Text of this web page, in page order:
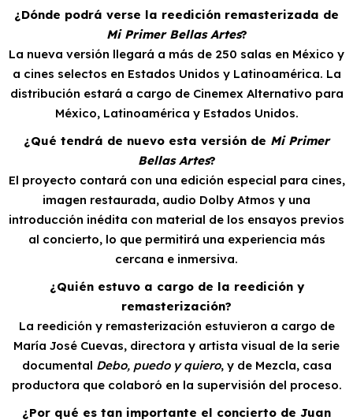
¿Dónde podrá verse la reedición remasterizada de
Mi Primer Bellas Artes?
La nueva versión llegará a más de 250 salas en México y
a cines selectos en Estados Unidos y Latinoamérica. La
distribución estará a cargo de Cinemex Alternativo para
México, Latinoamérica y Estados Unidos.
¿Qué tendrá de nuevo esta versión de Mi Primer
Bellas Artes?
El proyecto contará con una edición especial para cines,
imagen restaurada, audio Dolby Atmos y una
introducción inédita con material de los ensayos previos
al concierto, lo que permitirá una experiencia más
cercana e inmersiva.
¿Quién estuvo a cargo de la reedición y
remasterización?
La reedición y remasterización estuvieron a cargo de
María José Cuevas, directora y artista visual de la serie
documental Debo, puedo y quiero, y de Mezcla, casa
productora que colaboró en la supervisión del proceso.
¿Por qué es tan importante el concierto de Juan